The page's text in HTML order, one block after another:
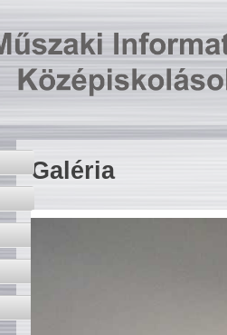
Galéria